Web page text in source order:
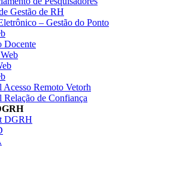
Gestão de RH
– Gestão do Ponto
Docente
Acesso Remoto Vetorh
Relação de Confiança
DGRH